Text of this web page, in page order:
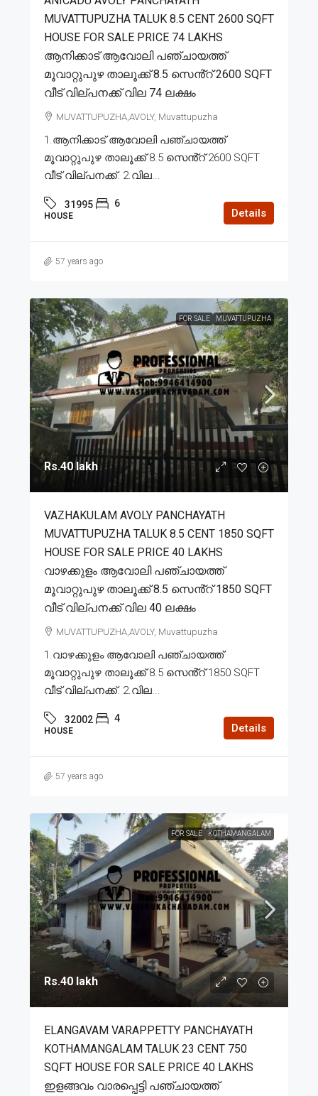
MUVATTUPUZHA TALUK 8.5 CENT 2600 SQFT
HOUSE FOR SALE PRICE 74 LAKHS
ആനിക്കാട് ആവോലി പഞ്ചായത്ത്
മൂവാറ്റുപുഴ താലൂക്ക് 8.5 സെൻ്റ് 2600 SQFT
വീട് വില്പനക്ക് വില 74 ലക്ഷം
MUVATTUPUZHA,AVOLY, Muvattupuzha
1.ആനിക്കാട് ആവോലി പഞ്ചായത്ത്
മൂവാറ്റുപുഴ താലൂക്ക് 8.5 സെൻ്റ് 2600 SQFT
വീട് വില്പനക്ക്. 2.വില...
31995 6
HOUSE Details
57 years ago
FOR SALE MUVATTUPUZHA
Rs.40 lakh
VAZHAKULAM AVOLY PANCHAYATH
MUVATTUPUZHA TALUK 8.5 CENT 1850 SQFT
HOUSE FOR SALE PRICE 40 LAKHS
വാഴക്കുളം ആവോലി പഞ്ചായത്ത്
മൂവാറ്റുപുഴ താലൂക്ക് 8.5 സെൻ്റ് 1850 SQFT
വീട് വില്പനക്ക് വില 40 ലക്ഷം
MUVATTUPUZHA,AVOLY, Muvattupuzha
1.വാഴക്കുളം ആവോലി പഞ്ചായത്ത്
മൂവാറ്റുപുഴ താലൂക്ക് 8.5 സെൻ്റ് 1850 SQFT
വീട് വില്പനക്ക്. 2.വില...
32002 4
HOUSE Details
57 years ago
FOR SALE KOTHAMANGALAM
Rs.40 lakh
ELANGAVAM VARAPPETTY PANCHAYATH
KOTHAMANGALAM TALUK 23 CENT 750
SQFT HOUSE FOR SALE PRICE 40 LAKHS
ഇളങ്ങവം വാരപ്പെട്ടി പഞ്ചായത്ത്